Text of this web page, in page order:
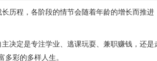
历程，各阶段的情节会随着年龄的增长而推进
决定是专注学业、逃课玩耍、兼职赚钱，还是
彩的多样人生。